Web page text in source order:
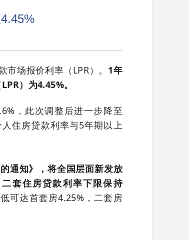
场报价利率（LPR）。 1年
）为4.45%。
，此次调整后进一步降至
住房贷款利率与5年期以上
通知》，将全国层面新发放
套住房贷款利率下限保持
可达首套房4.25%，二套房